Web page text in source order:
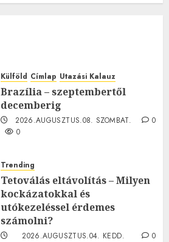
Külföld Címlap Utazási Kalauz
Brazília – szeptembertől
decemberig
2026.AUGUSZTUS.08. SZOMBAT.
0
0
Trending
Tetoválás eltávolítás – Milyen
kockázatokkal és
utókezeléssel érdemes
számolni?
2026.AUGUSZTUS.04. KEDD.
0